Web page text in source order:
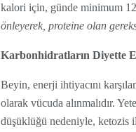
kalori için, günde minimum
önleyerek, proteine olan
Karbonhidratların Diyette
Beyin, enerji ihtiyacını
olarak vücuda alınmalıdır.
düşüklüğü nedeniyle, ketozis